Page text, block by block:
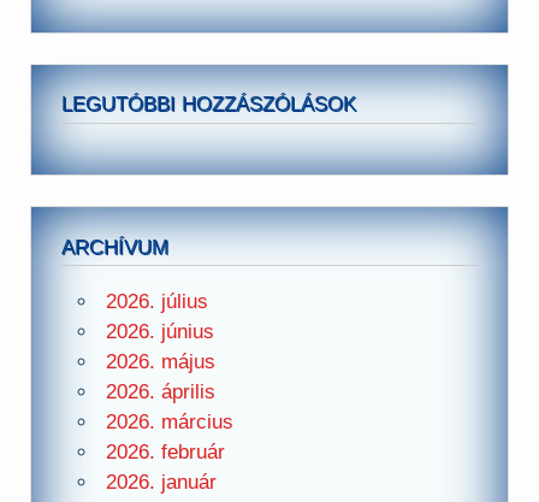
LEGUTÓBBI HOZZÁSZÓLÁSOK
ARCHÍVUM
2026. július
2026. június
2026. május
2026. április
2026. március
2026. február
2026. január